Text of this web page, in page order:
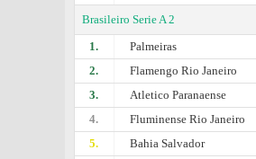
Brasileiro Serie A 2
1.
Palmeiras
2.
Flamengo Rio Janeiro
3.
Atletico Paranaense
4.
Fluminense Rio Janeiro
5.
Bahia Salvador